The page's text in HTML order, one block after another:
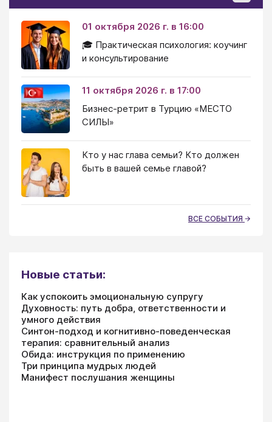
01 октября 2026 г. в 16:00
🎓 Практическая психология: коучинг
и консультирование
11 октября 2026 г. в 17:00
Бизнес-ретрит в Турцию «МЕСТО
СИЛЫ»
Кто у нас глава семьи? Кто должен
быть в вашей семье главой?
ВСЕ СОБЫТИЯ
Новые статьи:
Как успокоить эмоциональную супругу
Духовность: путь добра, ответственности и
умного действия
Синтон-подход и когнитивно-поведенческая
терапия: сравнительный анализ
Обида: инструкция по применению
Три принципа мудрых людей
Манифест послушания женщины